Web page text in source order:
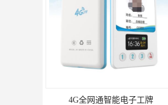
4G全网通智慧校园手表